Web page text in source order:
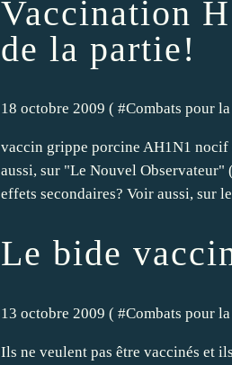
Vaccination
de la partie!
18 octobre 2009 ( #Combats pour la
vaccin grippe porcine AH1N1 nocif
aussi, sur "Le Nouvel Observateur"
effets secondaires? Voir aussi, sur
Le bide
13 octobre 2009 ( #Combats pour la
Ils ne veulent pas être vaccinés et